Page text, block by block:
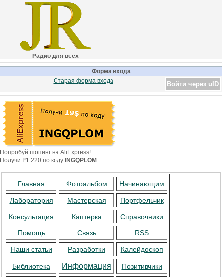
Радио для всех
Форма входа
Войти через uID
Старая форма входа
Попробуй шопинг на AliExpress!
Получи ₽1 220 по коду INGQPLOM
Главная Фотоальбом Начинающим
Лаборатория Мастерская Портфельчик
Консультация Каптерка Справочники
Помощь Связь RSS
Наши статьи Разработки Калейдоскоп
Библиотека Информация Позитивчики